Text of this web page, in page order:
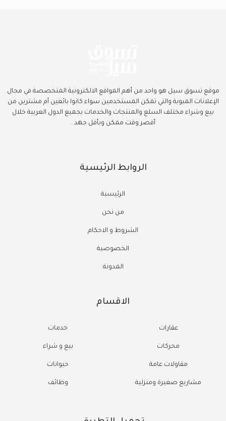
موقع تسوق سيل هو واحد من أهم المواقع الالكترونية المتخصصة في مجال
الإعلانات المبوبة والتي تمكن المستخدمين سواء كانوا بائعين أم مشترين من
بيع وشراء مختلف السلع والمنتجات والخدمات بجميع الدول العربية خلال
أقصر وقت ممكن وبأقل جهد .
الروابط الرئيسية
الرئيسية
من نحن
الشروط و الاحكام
الخصوصية
المدونة
الاقسام
عقارات
محركات
مقاولات عامة
مشاريع صغيرة ومنزلية
خدمات
بيع و شراء
حيوانات
وظائف